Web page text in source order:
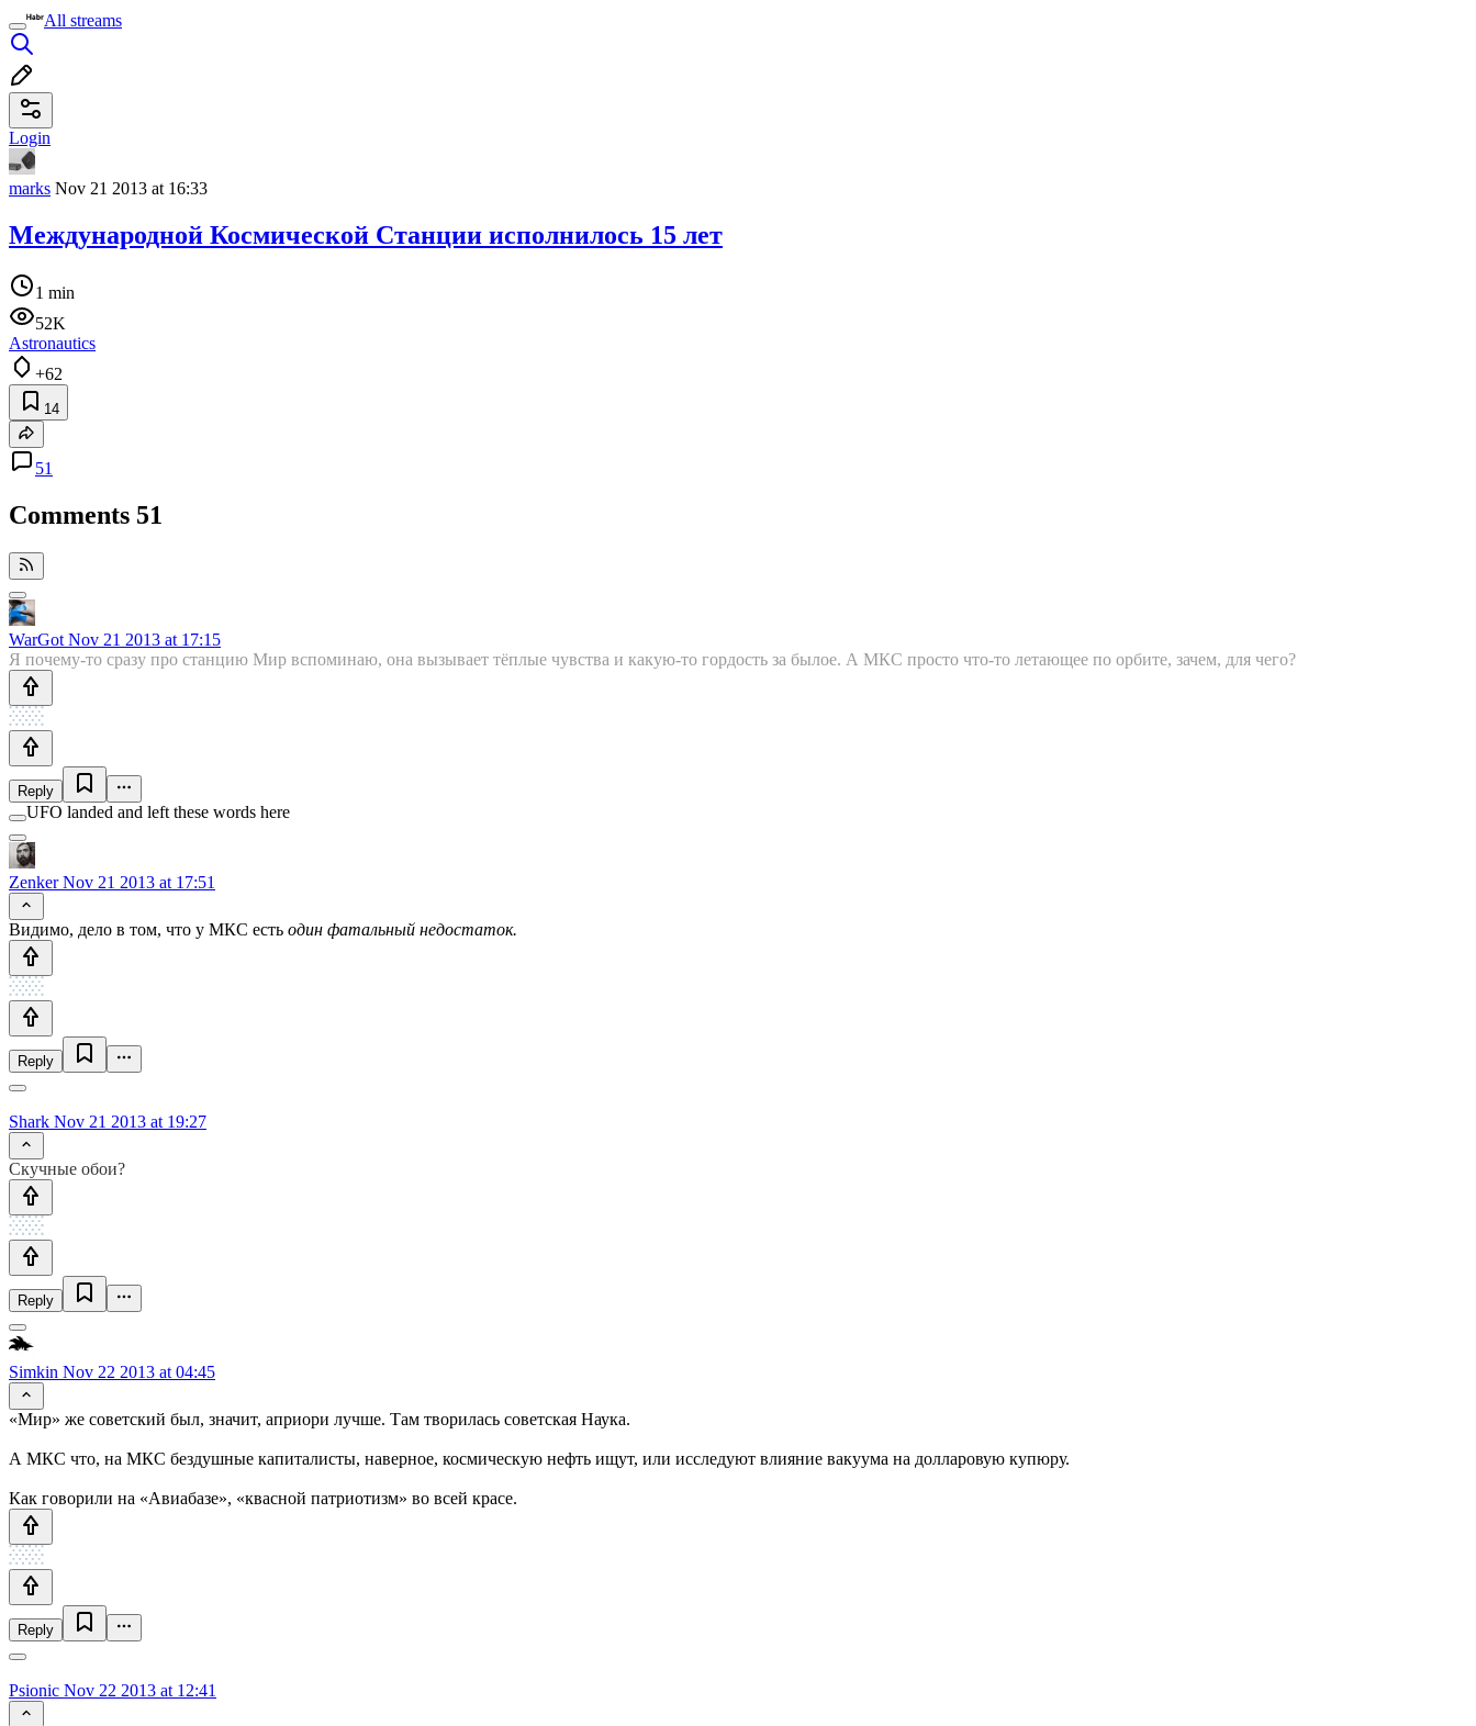
All streams
Login
marks Nov 21 2013 at 16:33
Международной Космической Станции исполнилось 15 лет
1 min
52K
Astronautics
+62
14
51
Comments 51
WarGot Nov 21 2013 at 17:15
Я почему-то сразу про станцию Мир вспоминаю, она вызывает тёплые чувства и какую-то гордость за былое. А МКС просто что-то летающее по орбите, зачем, для чего?
Reply
UFO landed and left these words here
ZenkerNov 21 2013 at 17:51
Видимо, дело в том, что у МКС есть один фатальный недостаток.
Reply
Shark Nov 21 2013 at 19:27
Скучные обои?
Reply
Simkin Nov 22 2013 at 04:45
«Мир» же советский был, значит, априори лучше. Там творилась советская Наука.
А МКС что, на МКС бездушные капиталисты, наверное, космическую нефть ищут, или исследуют влияние вакуума на долларовую купюру.
Как говорили на «Авиабазе», «квасной патриотизм» во всей красе.
Reply
Psionic Nov 22 2013 at 12:41